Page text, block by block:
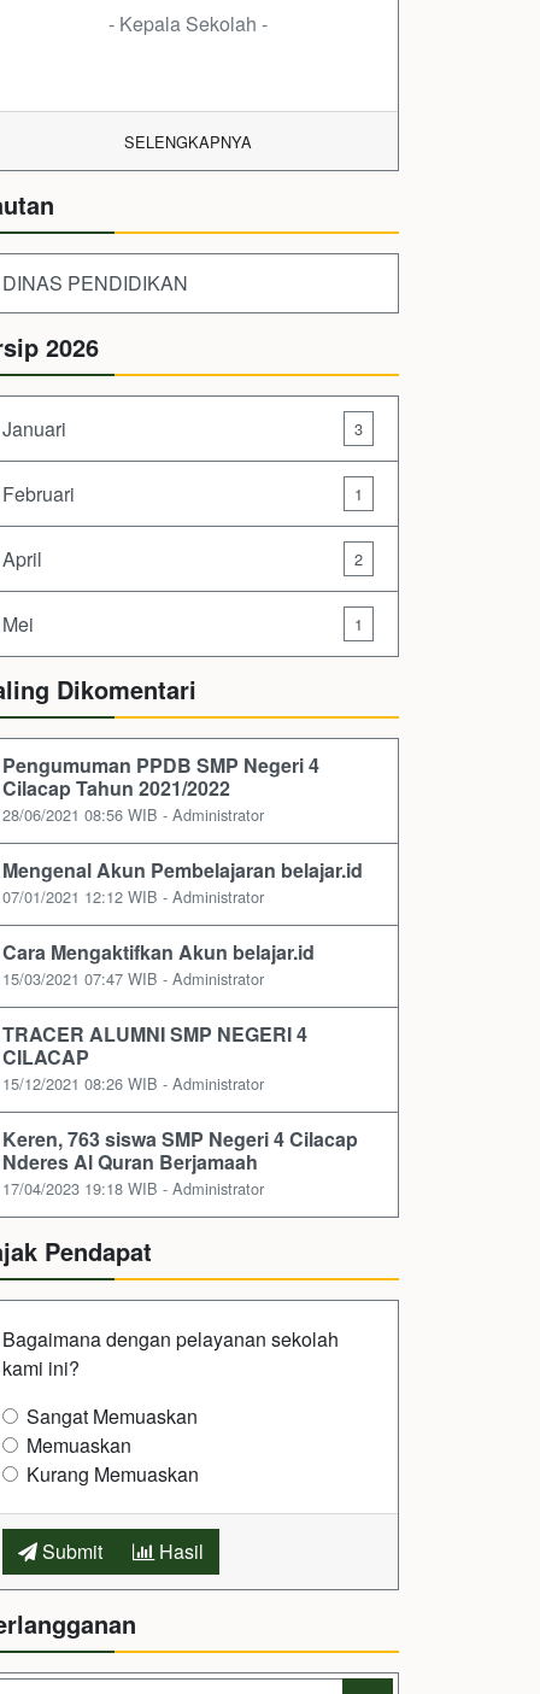
- Kepala Sekolah -
SELENGKAPNYA
DINAS PENDIDIKAN
2026
Januari 3
Februari 1
April 2
Mei 1
Dikomentari
Pengumuman PPDB SMP Negeri 4
Cilacap Tahun 2021/2022
28/06/2021 08:56 WIB - Administrator
Mengenal Akun Pembelajaran belajar.id
07/01/2021 12:12 WIB - Administrator
Cara Mengaktifkan Akun belajar.id
15/03/2021 07:47 WIB - Administrator
TRACER ALUMNI SMP NEGERI 4
CILACAP
15/12/2021 08:26 WIB - Administrator
Keren, 763 siswa SMP Negeri 4 Cilacap
Nderes Al Quran Berjamaah
17/04/2023 19:18 WIB - Administrator
Pendapat
Bagaimana dengan pelayanan sekolah
kami ini?
Sangat Memuaskan
Memuaskan
Kurang Memuaskan
Submit Hasil